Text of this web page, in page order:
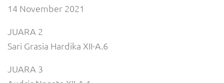
14 November 2021
JUARA 2
Sari Grasia Hardika XII-A.6
JUARA 3